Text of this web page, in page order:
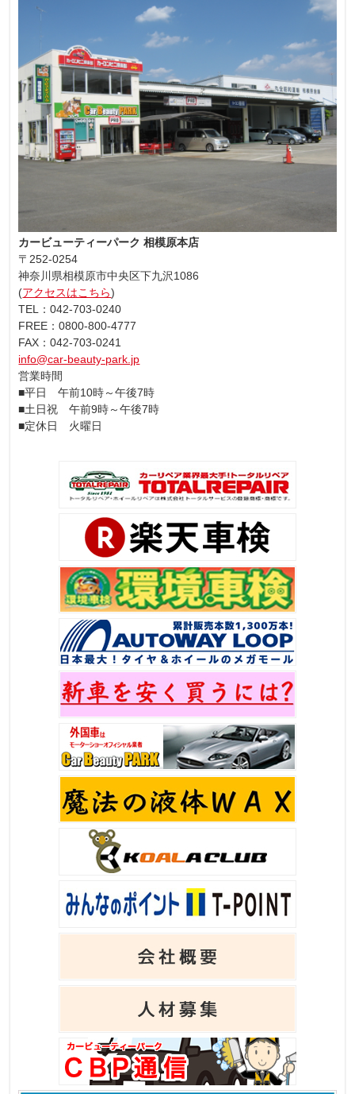
カービューティーパーク 相模原本店
〒252-0254
神奈川県相模原市中央区下九沢1086
(アクセスはこちら)
TEL：042-703-0240
FREE：0800-800-4777
FAX：042-703-0241
info@car-beauty-park.jp
営業時間
■平日 午前10時～午後7時
■土日祝 午前9時～午後7時
■定休日 火曜日